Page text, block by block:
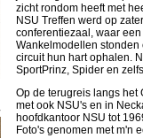
zicht rondom heeft met
NSU Treffen werd op
conferentiezaal, waar
Wankelmodellen
circuit hun hart ophalen.
SportPrinz, Spider en
Op de terugreis langs het
met ook NSU's en in
hoofdkantoor NSU tot
Foto's genomen met m'n